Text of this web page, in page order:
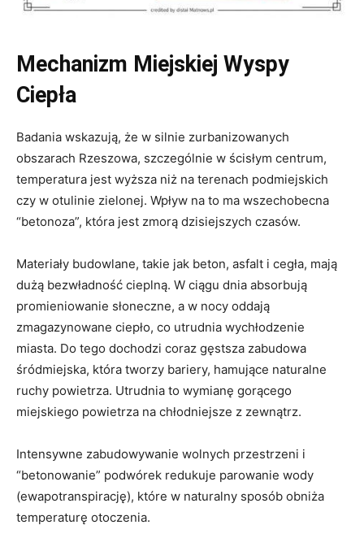
Mechanizm Miejskiej Wyspy
Ciepła
Badania wskazują, że w silnie zurbanizowanych
obszarach Rzeszowa, szczególnie w ścisłym centrum,
temperatura jest wyższa niż na terenach podmiejskich
czy w otulinie zielonej. Wpływ na to ma wszechobecna
“betonoza”, która jest zmorą dzisiejszych czasów.
Materiały budowlane, takie jak beton, asfalt i cegła, mają
dużą bezwładność cieplną. W ciągu dnia absorbują
promieniowanie słoneczne, a w nocy oddają
zmagazynowane ciepło, co utrudnia wychłodzenie
miasta. Do tego dochodzi coraz gęstsza zabudowa
śródmiejska, która tworzy bariery, hamujące naturalne
ruchy powietrza. Utrudnia to wymianę gorącego
miejskiego powietrza na chłodniejsze z zewnątrz.
Intensywne zabudowywanie wolnych przestrzeni i
“betonowanie” podwórek redukuje parowanie wody
(ewapotranspirację), które w naturalny sposób obniża
temperaturę otoczenia.